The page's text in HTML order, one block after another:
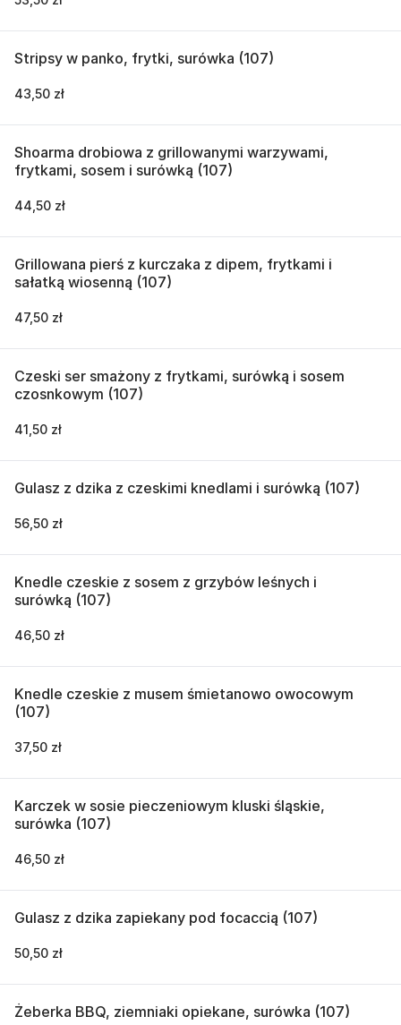
Stripsy w panko, frytki, surówka (107)
43,50 zł
Shoarma drobiowa z grillowanymi warzywami,
frytkami, sosem i surówką (107)
44,50 zł
Grillowana pierś z kurczaka z dipem, frytkami i
sałatką wiosenną (107)
47,50 zł
Czeski ser smażony z frytkami, surówką i sosem
czosnkowym (107)
41,50 zł
Gulasz z dzika z czeskimi knedlami i surówką (107)
56,50 zł
Knedle czeskie z sosem z grzybów leśnych i
surówką (107)
46,50 zł
Knedle czeskie z musem śmietanowo owocowym
(107)
37,50 zł
Karczek w sosie pieczeniowym kluski śląskie,
surówka (107)
46,50 zł
Gulasz z dzika zapiekany pod focaccią (107)
50,50 zł
Żeberka BBQ, ziemniaki opiekane, surówka (107)